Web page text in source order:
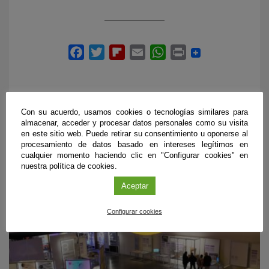
PRÓXIMOS EVENTOS
Con su acuerdo, usamos cookies o tecnologías similares para
almacenar, acceder y procesar datos personales como su visita
en este sitio web. Puede retirar su consentimiento u oponerse al
procesamiento de datos basado en intereses legítimos en
cualquier momento haciendo clic en "Configurar cookies" en
nuestra política de cookies.
Aceptar
Configurar cookies